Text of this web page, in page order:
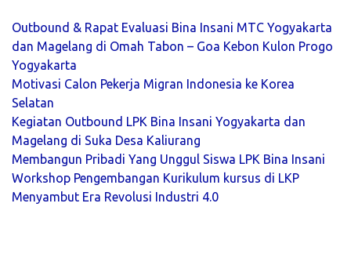
Outbound & Rapat Evaluasi Bina Insani MTC Yogyakarta
dan Magelang di Omah Tabon – Goa Kebon Kulon Progo
Yogyakarta
Motivasi Calon Pekerja Migran Indonesia ke Korea
Selatan
Kegiatan Outbound LPK Bina Insani Yogyakarta dan
Magelang di Suka Desa Kaliurang
Membangun Pribadi Yang Unggul Siswa LPK Bina Insani
Workshop Pengembangan Kurikulum kursus di LKP
Menyambut Era Revolusi Industri 4.0